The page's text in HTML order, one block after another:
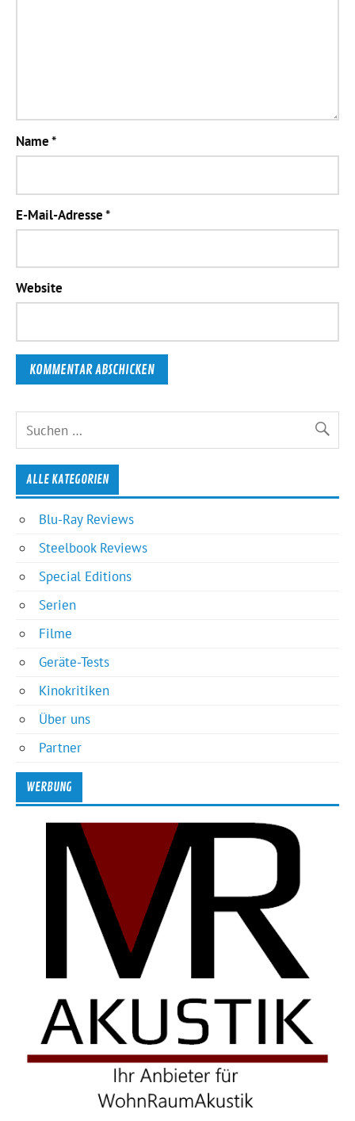
Name*
E-Mail-Adresse*
Website
ALLE KATEGORIEN
Blu-Ray Reviews
Steelbook Reviews
Special Editions
Serien
Filme
Geräte-Tests
Kinokritiken
Über uns
Partner
WERBUNG